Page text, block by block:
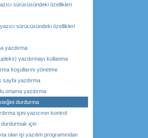
sürücüsündeki özellikleri
sürücüsündeki özellikleri
yazdırma
yazdırmayı kullanma
koşullarını yönetme
sayfa yazdırma
ortama yazdırma
durdurma
işini yazıcının kontrol
durdurmak için
olan işi yazılım programından